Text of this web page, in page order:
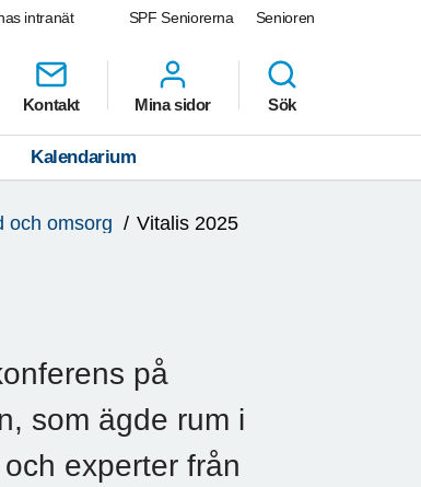
SPF Seniorerna Senioren
intranät
Kontakt Mina sidor Sök
Kalendarium
och omsorg Vitalis 2025
på
som ägde rum i
experter från